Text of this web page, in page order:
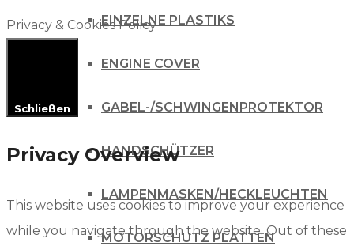
EINZELNE PLASTIKS
ENGINE COVER
GABEL-/SCHWINGENPROTEKTOR
HANDSCHÜTZER
LAMPENMASKEN/HECKLEUCHTEN
MOTORSCHUTZ PLATTEN
Privacy & Cookies Policy
Schließen
Privacy Overview
This website uses cookies to improve your experience
while you navigate through the website. Out of these